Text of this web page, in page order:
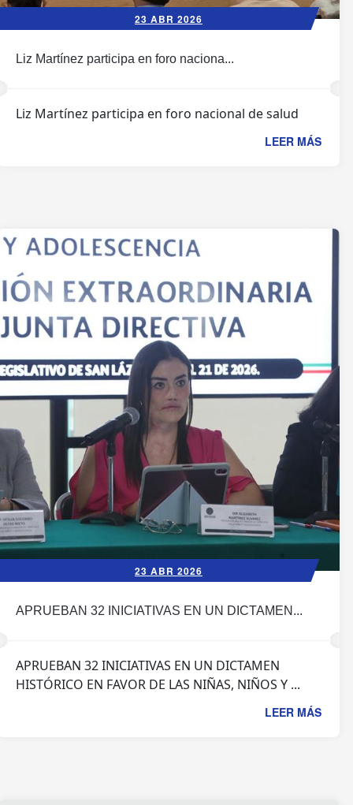
23 ABR 2026
Liz Martínez participa en foro naciona...
Liz Martínez participa en foro nacional de salud
LEER MÁS
23 ABR 2026
APRUEBAN 32 INICIATIVAS EN UN DICTAMEN...
APRUEBAN 32 INICIATIVAS EN UN DICTAMEN
HISTÓRICO EN FAVOR DE LAS NIÑAS, NIÑOS Y ...
LEER MÁS